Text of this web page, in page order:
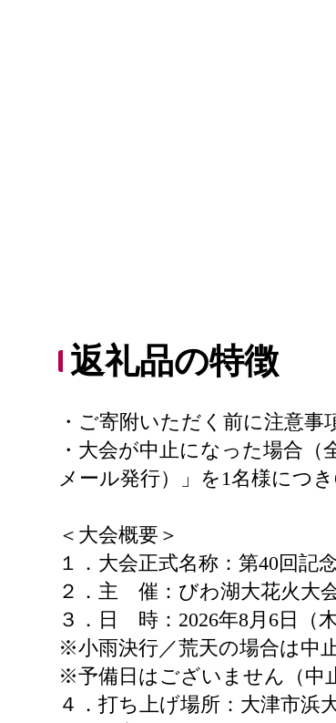
返礼品の特徴
・ご寄附いただく前に注意事
・大会が中止になった場合
メール発行）」を1名様につ
＜大会概要＞
１．大会正式名称：第40回
２．主 催：びわ湖大花火
３．日 時：2026年8月6日（
※小雨決行／荒天の場合は中
※予備日はございません（中
４．打ち上げ場所：大津市浜